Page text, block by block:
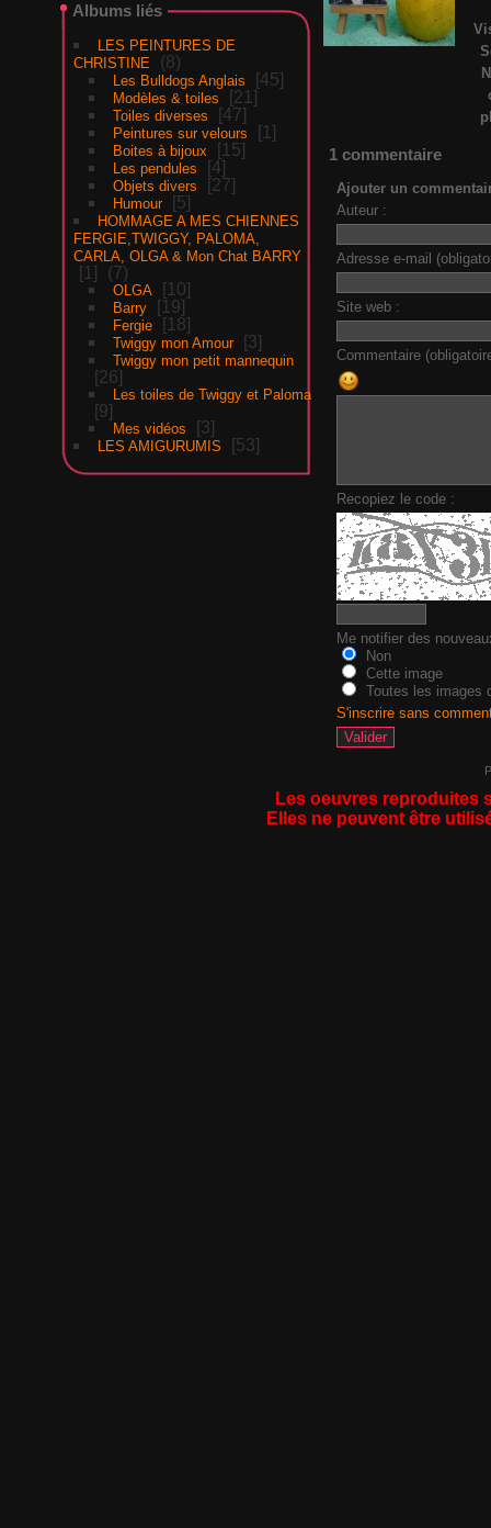
Albums liés
LES PEINTURES DE
CHRISTINE
8
Les Bulldogs Anglais 45
Modèles & toiles 21
Toiles diverses 47
Peintures sur velours 1
Boites à bijoux 15
Les pendules 4
Objets divers 27
Humour 5
HOMMAGE A MES CHIENNES
FERGIE,TWIGGY, PALOMA,
CARLA, OLGA & Mon Chat BARRY
1 7
OLGA 10
Barry 19
Fergie 18
Twiggy mon Amour 3
Twiggy mon petit mannequin
26
Les toiles de Twiggy et Paloma
9
Mes vidéos 3
LES AMIGURUMIS 53
1 commentaire
Ajouter un
Auteur :
Adresse e-mail
Site web :
Commentaire
Recopiez le code :
Me notifier des
Non
Cette image
Toutes les images
S'inscrire sans
Les oeuvres reproduites
Elles ne peuvent être